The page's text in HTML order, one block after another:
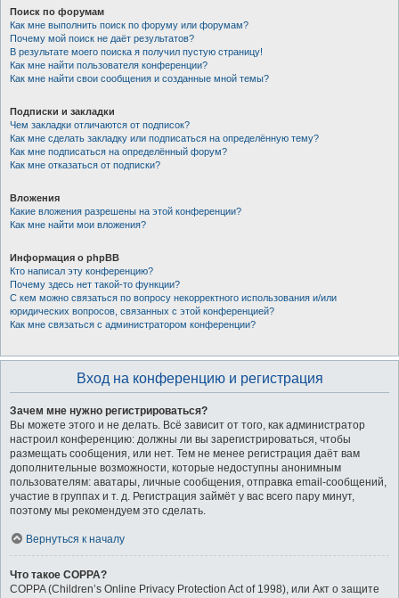
Поиск по форумам
Как мне выполнить поиск по форуму или форумам?
Почему мой поиск не даёт результатов?
В результате моего поиска я получил пустую страницу!
Как мне найти пользователя конференции?
Как мне найти свои сообщения и созданные мной темы?
Подписки и закладки
Чем закладки отличаются от подписок?
Как мне сделать закладку или подписаться на определённую тему?
Как мне подписаться на определённый форум?
Как мне отказаться от подписки?
Вложения
Какие вложения разрешены на этой конференции?
Как мне найти мои вложения?
Информация о phpBB
Кто написал эту конференцию?
Почему здесь нет такой-то функции?
С кем можно связаться по вопросу некорректного использования и/или
юридических вопросов, связанных с этой конференцией?
Как мне связаться с администратором конференции?
Вход на конференцию и регистрация
Зачем мне нужно регистрироваться?
Вы можете этого и не делать. Всё зависит от того, как администратор
настроил конференцию: должны ли вы зарегистрироваться, чтобы
размещать сообщения, или нет. Тем не менее регистрация даёт вам
дополнительные возможности, которые недоступны анонимным
пользователям: аватары, личные сообщения, отправка email-сообщений,
участие в группах и т. д. Регистрация займёт у вас всего пару минут,
поэтому мы рекомендуем это сделать.
Вернуться к началу
Что такое COPPA?
COPPA (Children’s Online Privacy Protection Act of 1998), или Акт о защите